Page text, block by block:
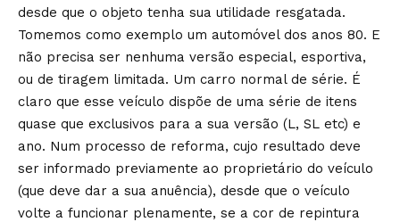
desde que o objeto tenha sua utilidade resgatada.
Tomemos como exemplo um automóvel dos anos 80. E
não precisa ser nenhuma versão especial, esportiva,
ou de tiragem limitada. Um carro normal de série. É
claro que esse veículo dispõe de uma série de itens
quase que exclusivos para a sua versão (L, SL etc) e
ano. Num processo de reforma, cujo resultado deve
ser informado previamente ao proprietário do veículo
(que deve dar a sua anuência), desde que o veículo
volte a funcionar plenamente, se a cor de repintura